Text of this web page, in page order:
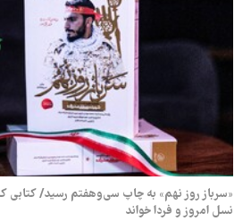
«سرباز روز نهم» به چاپ سی‌وهفتم رسید/ کتابی
نسل امروز و فردا خواند